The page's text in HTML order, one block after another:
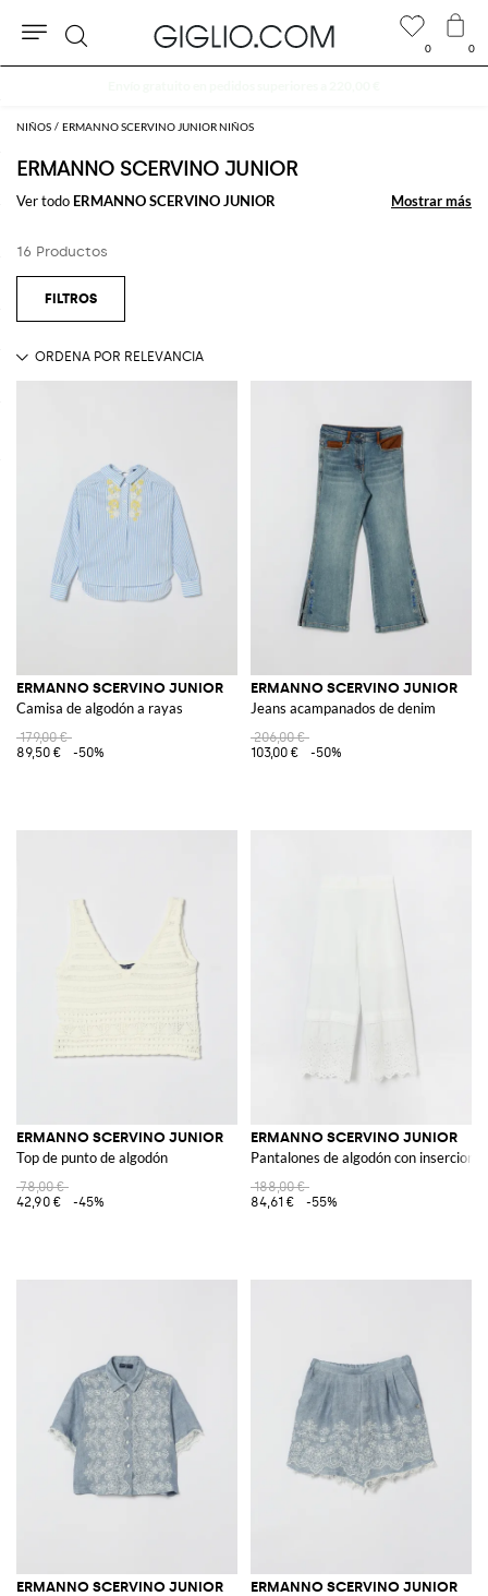
NIÑOS ERMANNO SCERVINO JUNIOR NIÑOS
ERMANNO SCERVINO JUNIOR
Ver todo ERMANNO SCERVINO JUNIOR Mostrar más
Mostrar más
16 Productos
ERMANNO SCERVINO JUNIOR
Camisa de algodón a rayas
179,00 €
89,50 €
-50%
ERMANNO SCERVINO JUNIOR
Jeans acampanados de denim
206,00 €
103,00 €
-50%
ERMANNO SCERVINO JUNIOR
Top de punto de algodón
78,00 €
42,90 €
-45%
ERMANNO SCERVINO JUNIOR
Pantalones de algodón con
188,00 €
84,61 €
-55%
ERMANNO SCERVINO JUNIOR ERMANNO SCERVINO JUNIOR
0 0
Buscar